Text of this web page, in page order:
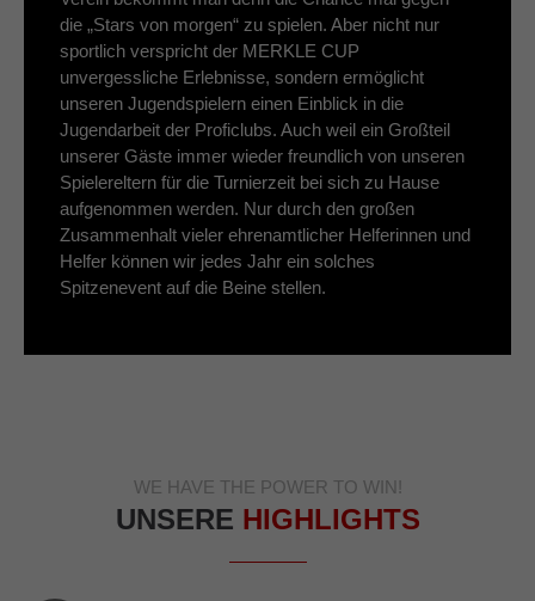
die „Stars von morgen“ zu spielen. Aber nicht nur
sportlich verspricht der MERKLE CUP
unvergessliche Erlebnisse, sondern ermöglicht
unseren Jugendspielern einen Einblick in die
Jugendarbeit der Proficlubs. Auch weil ein Großteil
unserer Gäste immer wieder freundlich von unseren
Spielereltern für die Turnierzeit bei sich zu Hause
aufgenommen werden. Nur durch den großen
Zusammenhalt vieler ehrenamtlicher Helferinnen und
Helfer können wir jedes Jahr ein solches
Spitzenevent auf die Beine stellen.
WE HAVE THE POWER TO WIN!
UNSERE HIGHLIGHTS